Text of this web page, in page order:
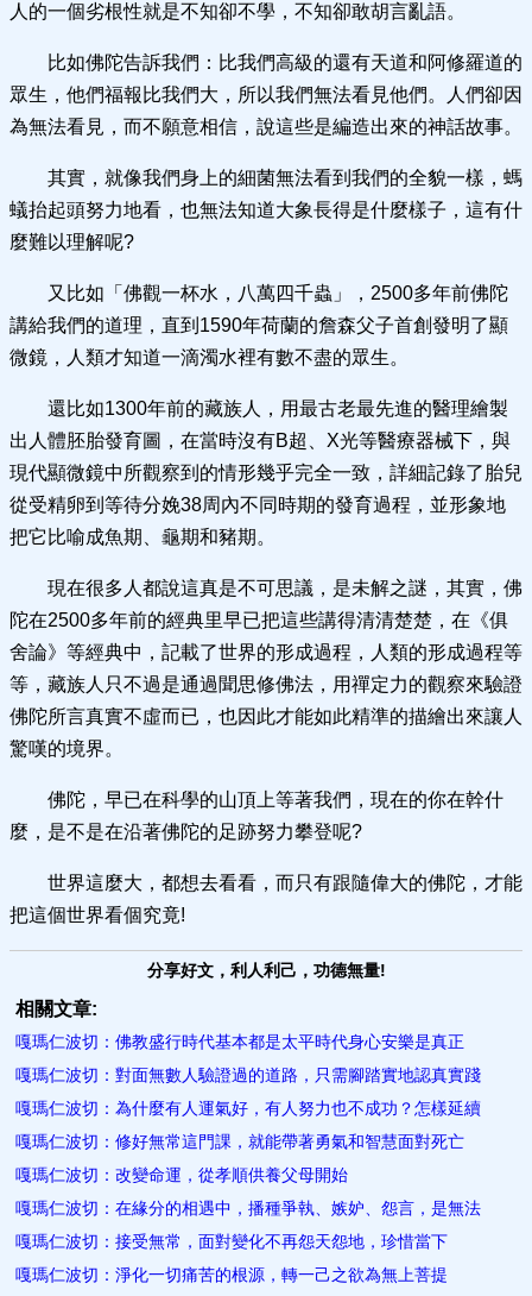
人的一個劣根性就是不知卻不學，不知卻敢胡言亂語。
比如佛陀告訴我們：比我們高級的還有天道和阿修羅道的
眾生，他們福報比我們大，所以我們無法看見他們。人們卻因
為無法看見，而不願意相信，說這些是編造出來的神話故事。
其實，就像我們身上的細菌無法看到我們的全貌一樣，螞
蟻抬起頭努力地看，也無法知道大象長得是什麼樣子，這有什
麼難以理解呢?
又比如「佛觀一杯水，八萬四千蟲」，2500多年前佛陀
講給我們的道理，直到1590年荷蘭的詹森父子首創發明了顯
微鏡，人類才知道一滴濁水裡有數不盡的眾生。
還比如1300年前的藏族人，用最古老最先進的醫理繪製
出人體胚胎發育圖，在當時沒有B超、X光等醫療器械下，與
現代顯微鏡中所觀察到的情形幾乎完全一致，詳細記錄了胎兒
從受精卵到等待分娩38周內不同時期的發育過程，並形象地
把它比喻成魚期、龜期和豬期。
現在很多人都說這真是不可思議，是未解之謎，其實，佛
陀在2500多年前的經典里早已把這些講得清清楚楚，在《俱
舍論》等經典中，記載了世界的形成過程，人類的形成過程等
等，藏族人只不過是通過聞思修佛法，用禪定力的觀察來驗證
佛陀所言真實不虛而已，也因此才能如此精準的描繪出來讓人
驚嘆的境界。
佛陀，早已在科學的山頂上等著我們，現在的你在幹什
麼，是不是在沿著佛陀的足跡努力攀登呢?
世界這麼大，都想去看看，而只有跟隨偉大的佛陀，才能
把這個世界看個究竟!
分享好文，利人利己，功德無量!
相關文章:
嘎瑪仁波切：佛教盛行時代基本都是太平時代身心安樂是真正
嘎瑪仁波切：對面無數人驗證過的道路，只需腳踏實地認真實踐
嘎瑪仁波切：為什麼有人運氣好，有人努力也不成功？怎樣延續
嘎瑪仁波切：修好無常這門課，就能帶著勇氣和智慧面對死亡
嘎瑪仁波切：改變命運，從孝順供養父母開始
嘎瑪仁波切：在緣分的相遇中，播種爭執、嫉妒、怨言，是無法
嘎瑪仁波切：接受無常，面對變化不再怨天怨地，珍惜當下
嘎瑪仁波切：淨化一切痛苦的根源，轉一己之欲為無上菩提